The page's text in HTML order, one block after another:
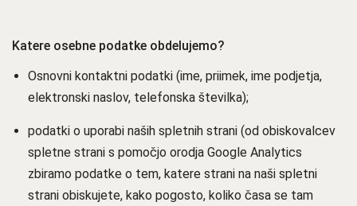
Katere osebne podatke obdelujemo?
Osnovni kontaktni podatki (ime, priimek, ime podjetja,
elektronski naslov, telefonska številka);
podatki o uporabi naših spletnih strani (od obiskovalcev
spletne strani s pomočjo orodja Google Analytics
zbiramo podatke o tem, katere strani na naši spletni
strani obiskujete, kako pogosto, koliko časa se tam